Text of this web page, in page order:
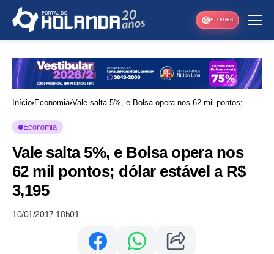
STORIES
Início Economia Vale salta 5%, e Bolsa opera nos 62 mil pontos;
Economia
Vale salta 5%, e Bolsa opera nos
62 mil pontos; dólar estável a R$
3,195
10/01/2017 18h01